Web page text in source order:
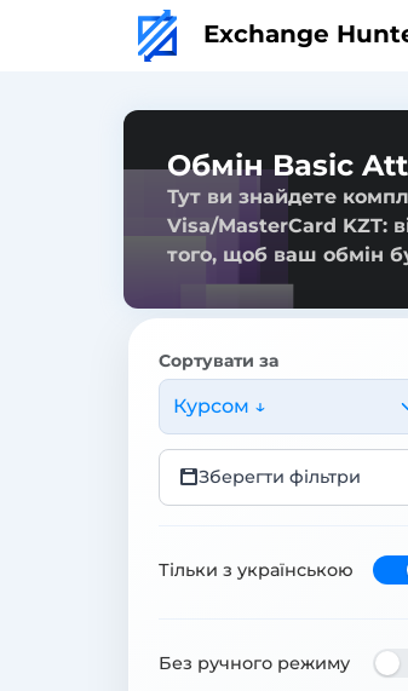
Exchange
Обмін Basic
Тут ви знайдете
Visa/MasterCard KZT:
того, щоб ваш обмін
Сортувати за
Курсом ↓
Зберегти фільтри
Тільки з українською
Без ручного режиму